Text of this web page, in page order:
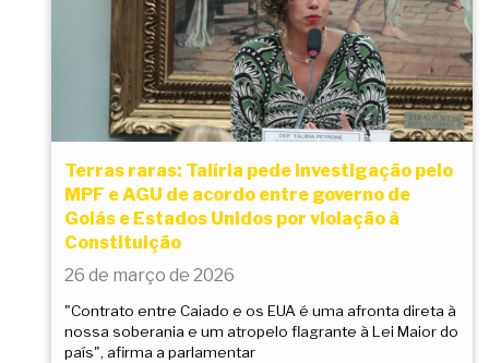
Terras raras: Talíria pede investigação pelo
MPF e AGU de acordo entre governo de
Goiás e Estados Unidos por violação à
Constituição
26 de março de 2026
"Contrato entre Caiado e os EUA é uma afronta direta à
nossa soberania e um atropelo flagrante à Lei Maior do
país", afirma a parlamentar